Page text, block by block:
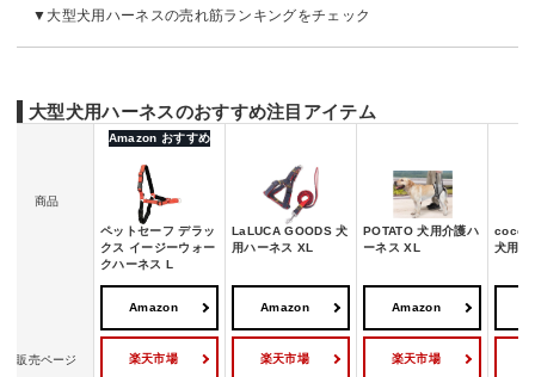
大型犬用ハーネスの売れ筋ランキングをチェック
大型犬用ハーネスのおすすめ注目アイテム
商品
Amazon おすすめ
ペットセーフ デラッ
クス イージーウォー
クハーネス L
LaLUCA GOODS 犬
用ハーネス XL
POTATO 犬用介護ハ
ーネス XL
犬用ハ
販売ページ
Amazon
楽天市場
Amazon
楽天市場
Amazon
楽天市場